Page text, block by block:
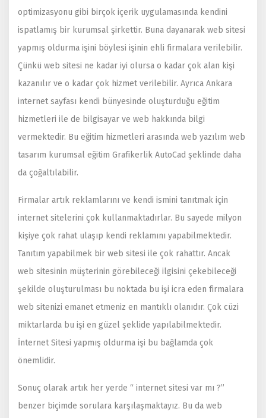
optimizasyonu gibi birçok içerik uygulamasında kendini
ispatlamış bir kurumsal şirkettir. Buna dayanarak web sitesi
yapmış oldurma işini böylesi işinin ehli firmalara verilebilir.
Çünkü web sitesi ne kadar iyi olursa o kadar çok alan kişi
kazanılır ve o kadar çok hizmet verilebilir. Ayrıca Ankara
internet sayfası kendi bünyesinde oluşturduğu eğitim
hizmetleri ile de bilgisayar ve web hakkında bilgi
vermektedir. Bu eğitim hizmetleri arasında web yazılım web
tasarım kurumsal eğitim Grafikerlik AutoCad şeklinde daha
da çoğaltılabilir.
Firmalar artık reklamlarını ve kendi ismini tanıtmak için
internet sitelerini çok kullanmaktadırlar. Bu sayede milyon
kişiye çok rahat ulaşıp kendi reklamını yapabilmektedir.
Tanıtım yapabilmek bir web sitesi ile çok rahattır. Ancak
web sitesinin müşterinin görebileceği ilgisini çekebileceği
şekilde oluşturulması bu noktada bu işi icra eden firmalara
web sitenizi emanet etmeniz en mantıklı olanıdır. Çok cüzi
miktarlarda bu işi en güzel şeklide yapılabilmektedir.
İnternet Sitesi yapmış oldurma işi bu bağlamda çok
önemlidir.
Sonuç olarak artık her yerde “ internet sitesi var mı ?”
benzer biçimde sorulara karşılaşmaktayız. Bu da web